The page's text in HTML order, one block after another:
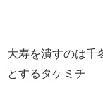
大寿を潰すのは千
とするタケミチ